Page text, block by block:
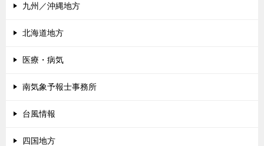
九州／沖縄地方
北海道地方
医療・病気
南気象予報士事務所
台風情報
四国地方